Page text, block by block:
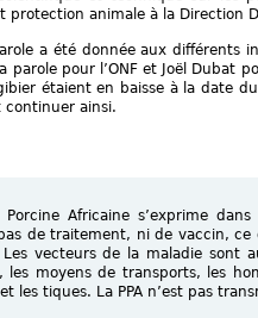
protection animale à la Direction
a été donnée aux différents
parole pour l’ONF et Joël Dubat
étaient en baisse à la date
continuer ainsi.
Porcine Africaine s’exprime
de traitement, ni de vaccin,
Les vecteurs de la maladie sont
les moyens de transports, les
les tiques. La PPA n’est pas